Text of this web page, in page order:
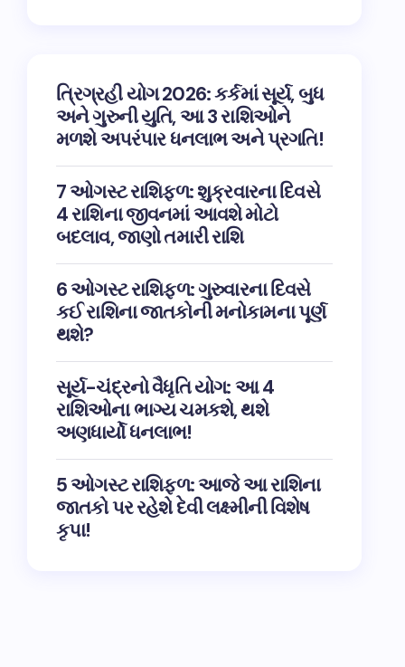
ત્રિગ્રહી યોગ 2026: કર્કમાં સૂર્ય, બુધ
અને ગુરુની યુતિ, આ 3 રાશિઓને
મળશે અપરંપાર ધનલાભ અને પ્રગતિ!
7 ઓગસ્ટ રાશિફળ: શુક્રવારના દિવસે
4 રાશિના જીવનમાં આવશે મોટો
બદલાવ, જાણો તમારી રાશિ
6 ઓગસ્ટ રાશિફળ: ગુરુવારના દિવસે
કઈ રાશિના જાતકોની મનોકામના પૂર્ણ
થશે?
સૂર્ય-ચંદ્રનો વૈધૃતિ યોગ: આ 4
રાશિઓના ભાગ્ય ચમકશે, થશે
અણધાર્યો ધનલાભ!
5 ઓગસ્ટ રાશિફળ: આજે આ રાશિના
જાતકો પર રહેશે દેવી લક્ષ્મીની વિશેષ
કૃપા!